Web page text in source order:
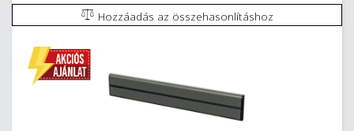
Hozzáadás az összehasonlításhoz